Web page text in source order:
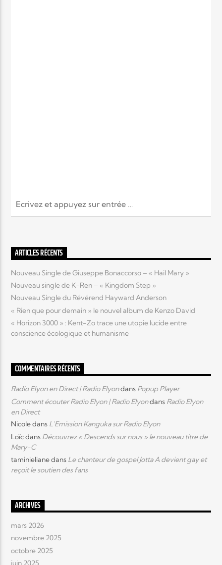
ARTICLES RÉCENTS
Nouveau Single de Giuseppe Bonaccorso – « Hail Mary »
Nouveau single de K-Ren – « Kingdom Step »
Nouveau Single du Révérend Hayward Anderson
« Rien que pour demain » le nouvel album de Kenzo David
« Horizon 3000 » : Kent-Zo trace une utopie lucide entre
conscience écologique et humanisme
COMMENTAIRES RÉCENTS
Radio Elyon en Direct | Radio Elyondans Popup Player
Comment écouter Radio Elyon | Radio Elyondans Radio Elyon
en Direct
Nicoledans L’Emission Kanguka sur Radio Elyon
Loïcdans Découvrez « Descends sur nous » le nouveau titre de
Mary-C
taminielianedans Le chanteur de gospel Jotta A devient gay et
reçoit le soutien des fans
ARCHIVES
mars 2026
novembre 2025
octobre 2025
juin 2025